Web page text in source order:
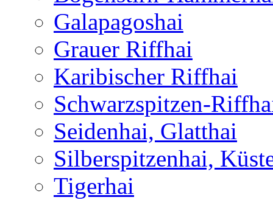
Galapagoshai
Grauer Riffhai
Karibischer Riffhai
Schwarzspitzen-
Seidenhai, Glatthai
Silberspitzenhai,
Tigerhai